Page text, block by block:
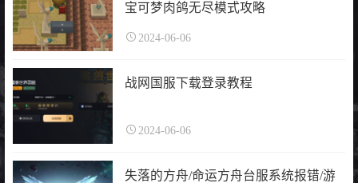
宝可梦肉鸽无尽模式攻略
2024-06-06
战网国服下载登录教程
2024-06-06
失落的方舟/命运方舟台服系统报错/游